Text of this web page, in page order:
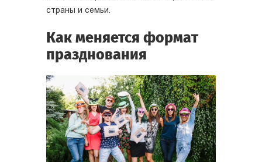
страны и семьи.
Как меняется формат
празднования